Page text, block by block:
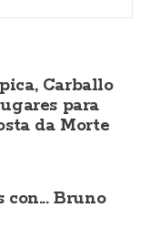
Carballo
para
da Morte
Bruno